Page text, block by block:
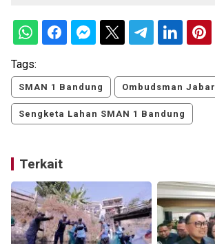
Tags:
SMAN 1 Bandung Ombudsman Jabar
Sengketa Lahan SMAN 1 Bandung
Terkait